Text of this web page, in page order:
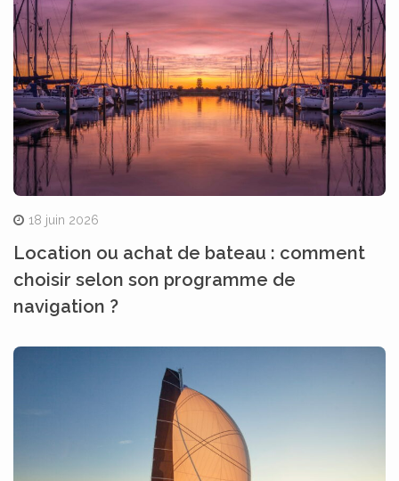
18 juin 2026
Location ou achat de bateau : comment
choisir selon son programme de
navigation ?